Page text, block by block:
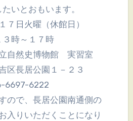
いとおもいます。
日火曜（休館日）
時～１７時
自然史博物館 実習室
区長居公園１－２３
6697-6222
ので、長居公園南通側の
入りいただくことになり